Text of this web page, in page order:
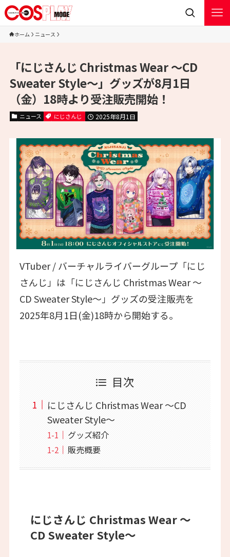
ホーム ニュース
「にじさんじ Christmas Wear 〜CD
Sweater Style〜」グッズが8月1日
（金）18時より受注販売開始！
ニュース にじさんじ 2025年8月1日
VTuber / バーチャルライバーグループ「にじ
さんじ」は「にじさんじ Christmas Wear 〜
CD Sweater Style〜」グッズの受注販売を
2025年8月1日(金)18時から開始する。
目次
にじさんじ Christmas Wear 〜CD
Sweater Style〜
グッズ紹介
販売概要
にじさんじ Christmas Wear 〜
CD Sweater Style〜